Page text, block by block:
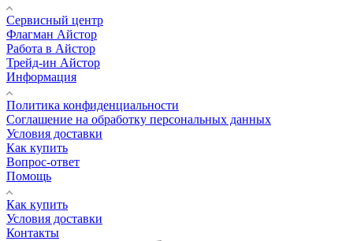
Сервисный центр
Флагман Айстор
Работа в Айстор
Трейд-ин Айстор
Информация
Политика конфиденциальности
Соглашение на обработку персональных данных
Условия доставки
Как купить
Вопрос-ответ
Помощь
Как купить
Условия доставки
Контакты